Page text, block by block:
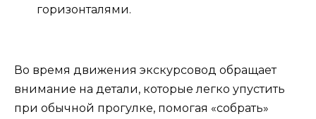
горизонталями.
Во время движения экскурсовод обращает
внимание на детали, которые легко упустить
при обычной прогулке, помогая «собрать»